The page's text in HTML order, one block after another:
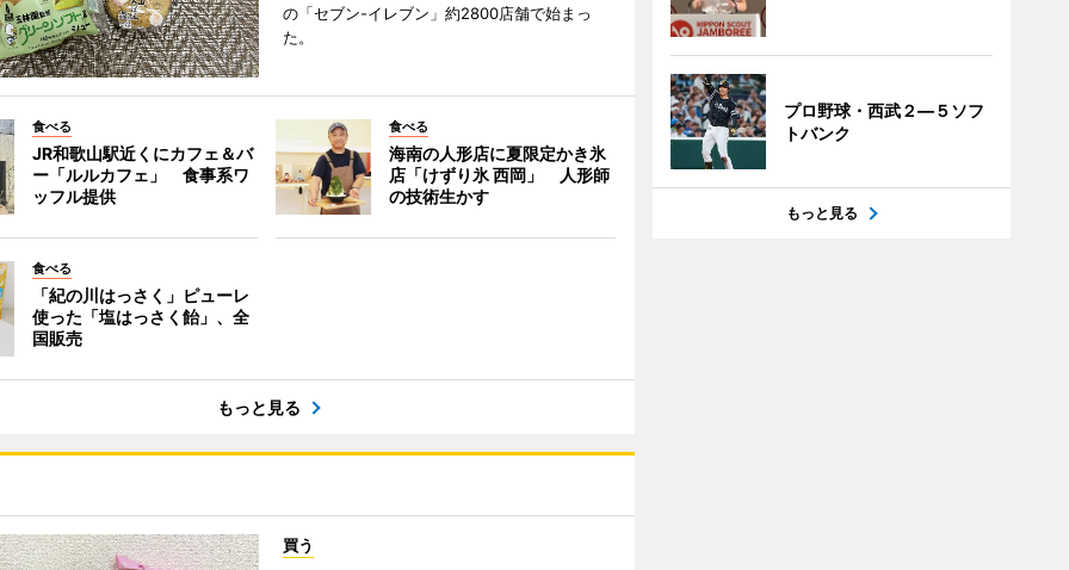
の「セブン-イレブン」約2800店舗で始まっ
た。
食べる
JR和歌山駅近くにカフェ＆バ
ー「ルルカフェ」 食事系ワ
ッフル提供
食べる
海南の人形店に夏限定かき氷
店「けずり氷 西岡」 人形師
の技術生かす
食べる
「紀の川はっさく」ピューレ
使った「塩はっさく飴」、全
国販売
もっと見る
買う
プロ野球・西武２―５ソフ
トバンク
もっと見る